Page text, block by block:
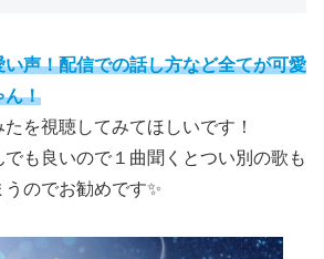
声！配信での話し方など全てが可愛
ん！
を視聴してみてほしいです！
も良いので１曲聞くとつい別の歌も
のでお勧めです✨